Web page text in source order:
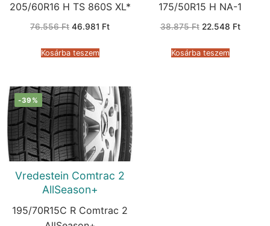
205/60R16 H TS 860S XL*
76.556Ft Original
76.556 Ft.
46.981 FtCurrent
Kosárba teszem
175/50R15 H NA-1
38.875Ft Original
38.875 Ft.
22.548 FtCurrent
Kosárba teszem
-39%
Vredestein Comtrac 2
AllSeason+
195/70R15C R Comtrac 2